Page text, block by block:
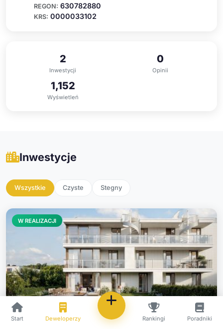
REGON: 630782880
KRS: 0000033102
2
Inwestycji
0
Opinii
1,152
Wyświetleń
Inwestycje
Wszystkie Czyste Stegny
W REALIZACJI
Jaśminowy Mokotów etap VI
Start Deweloperzy Rankingi Poradniki